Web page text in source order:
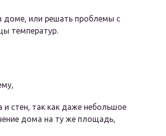
доме, или решать проблемы с
температур.
стен, так как даже небольшое
дома на ту же площадь,